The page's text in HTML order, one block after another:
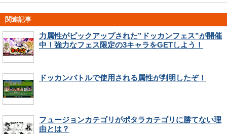
関連記事
力属性がピックアップされた”ドッカンフェス”が開催
中！強力なフェス限定の3キャラをGETしよう！
ドッカンバトルで使用される属性が判明したぞ！
フュージョンカテゴリがポタラカテゴリに勝てない理
由とは？